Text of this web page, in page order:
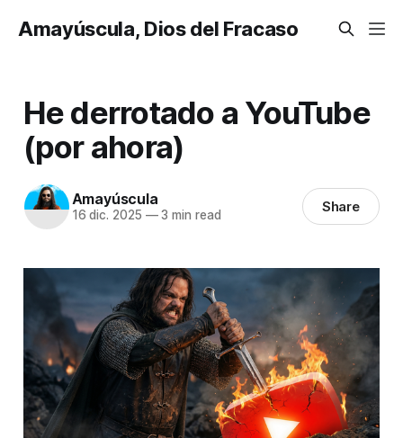
Amayúscula, Dios del Fracaso
He derrotado a YouTube
(por ahora)
Amayúscula
16 dic. 2025 —3 min read Share